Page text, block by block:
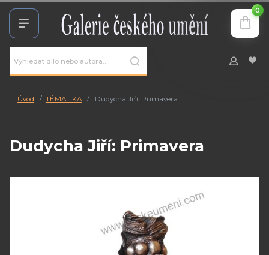
0
Úvod TÉMATIKA Dudycha Jiří: Primavera
Dudycha Jiří: Primavera